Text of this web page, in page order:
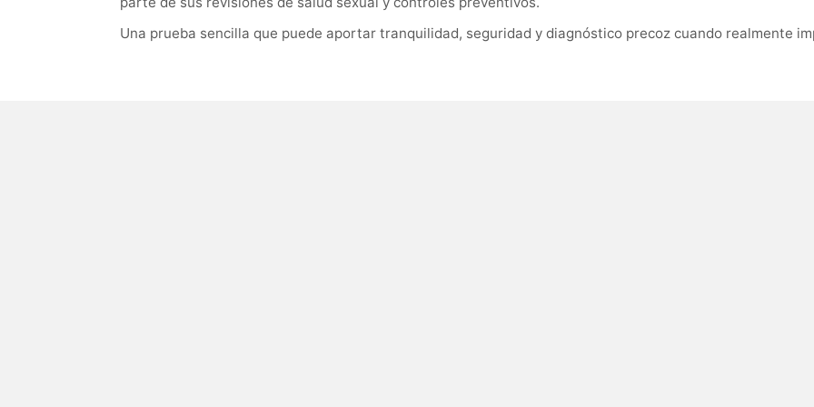
Una prueba sencilla que puede aportar tranquilidad, seguridad y diagnóstico precoz cuando realmente